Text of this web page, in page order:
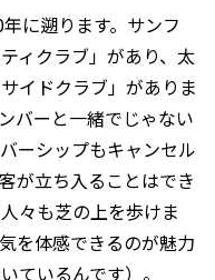
に遡ります。サンフ
ィクラブ」があり、太
イドクラブ」がありま
バーと一緒でじゃない
ーシップもキャンセル
が立ち入ることはでき
々も芝の上を歩けま
を体感できるのが魅力
ているんです）。